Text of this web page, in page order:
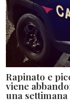
Rapinato e
viene
una